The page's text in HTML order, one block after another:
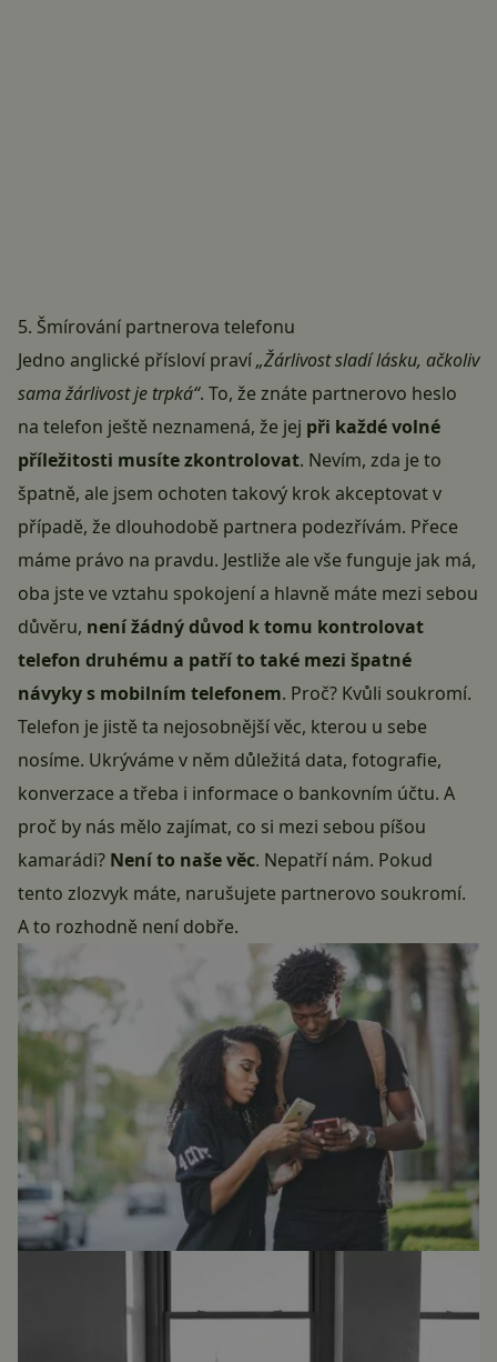
5. Šmírování partnerova telefonu
Jedno anglické přísloví praví„Žárlivost sladí lásku, ačkoliv
sama žárlivost je trpká“. To, že znáte partnerovo heslo
na telefon ještě neznamená, že jej při každé volné
příležitosti musíte zkontrolovat. Nevím, zda je to
špatně, ale jsem ochoten takový krok akceptovat v
případě, že dlouhodobě partnera podezřívám. Přece
máme právo na pravdu. Jestliže ale vše funguje jak má,
oba jste ve vztahu spokojení a hlavně máte mezi sebou
důvěru, není žádný důvod k tomu kontrolovat
telefon druhému a patří to také mezi špatné
návyky s mobilním telefonem. Proč? Kvůli soukromí.
Telefon je jistě ta nejosobnější věc, kterou u sebe
nosíme. Ukrýváme v něm důležitá data, fotografie,
konverzace a třeba i informace o bankovním účtu. A
proč by nás mělo zajímat, co si mezi sebou píšou
kamarádi? Není to naše věc. Nepatří nám. Pokud
tento zlozvyk máte, narušujete partnerovo soukromí.
A to rozhodně není dobře.